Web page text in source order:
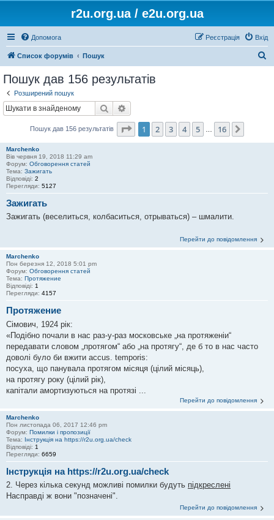
r2u.org.ua / e2u.org.ua
Допомога Вхід
Реєстрація
Список форумів Пошук
Пошук дав 156 результатів
Розширений пошук
Пошук
Пошук дав 156 результатів Сторінка 1 16
1 2 3 4 5 16
Marchenko
Вів червня 19, 2018 11:29 am
Форум: Обговорення статей
Тема: Зажигать
Відповіді: 2
Перегляди: 5127
Зажигать
Зажигать (веселиться, колбаситься, отрываться) – шмалити.
Перейти до повідомлення
Marchenko
Пон березня 12, 2018 5:01 pm
Форум: Обговорення статей
Тема: Протяжение
Відповіді: 1
Перегляди: 4157
Протяжение
Сімович, 1924 рік:
«Подібно почали в нас раз-у-раз московське „на протяженіи“
передавати словом „протягом“ або „на протягу“, де б то в нас часто
доволі було би вжити accus. temporis:
посуха, що панувала протягом місяця (цілий місяць),
на протягу року (цілий рік),
капітали амортизуються на протязі ...
Перейти до повідомлення
Marchenko
Пон листопада 06, 2017 12:46 pm
Форум: Помилки і пропозиції
Тема: Інструкція на https://r2u.org.ua/check
Відповіді: 1
Перегляди: 6659
Інструкція на https://r2u.org.ua/check
2. Через кілька секунд можливі помилки будуть підкреслені
Насправді ж вони "позначені".
Перейти до повідомлення